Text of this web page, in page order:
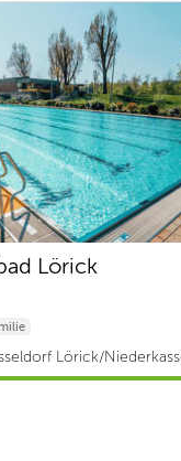
Lörick
Lörick/